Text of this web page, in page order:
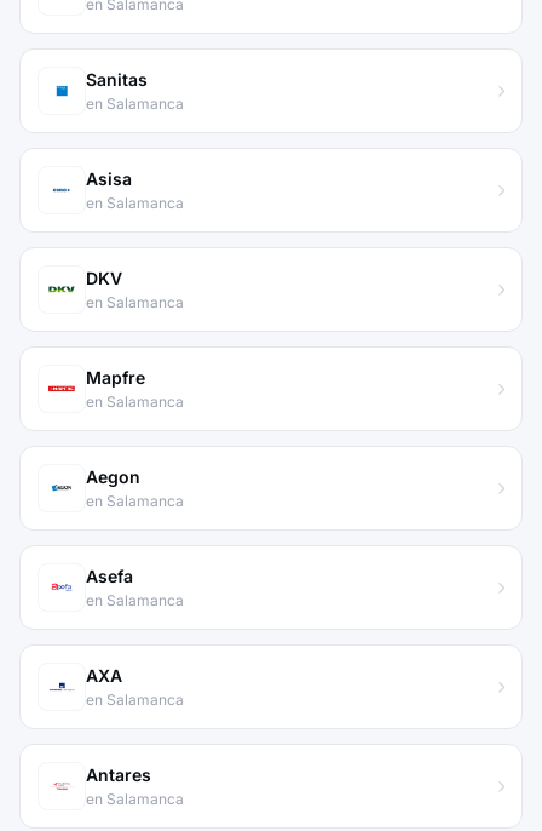
en Salamanca
Sanitas
en Salamanca
Asisa
en Salamanca
DKV
en Salamanca
Mapfre
en Salamanca
Aegon
en Salamanca
Asefa
en Salamanca
AXA
en Salamanca
Antares
en Salamanca